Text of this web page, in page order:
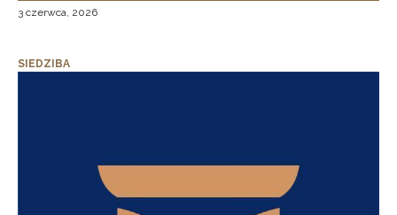
3 czerwca, 2026
SIEDZIBA